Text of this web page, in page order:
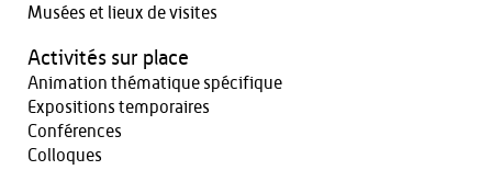
Musées et lieux de visites
Activités sur place
Animation thématique spécifique
Expositions temporaires
Conférences
Colloques